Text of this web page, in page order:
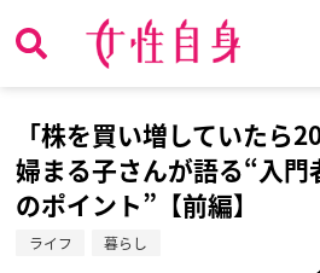
「株を買い増していたら
婦まる子さんが語る“入門
のポイント”【前編】
ライフ 暮らし